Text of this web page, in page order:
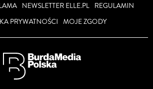
NEWSLETTER ELLE.PL
REGULAMIN
PRYWATNOŚCI MOJE ZGODY